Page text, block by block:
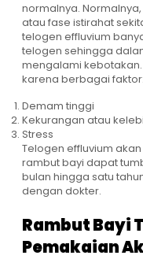
normalnya.
atau fase istirahat
telogen effluvium
telogen sehingga
mengalami
karena berbagai faktor:
Demam tinggi
Kekurangan atau
Stress
Telogen effluvium
rambut bayi dapat
bulan hingga satu
dengan dokter.
Rambut Bayi
Pemakaian